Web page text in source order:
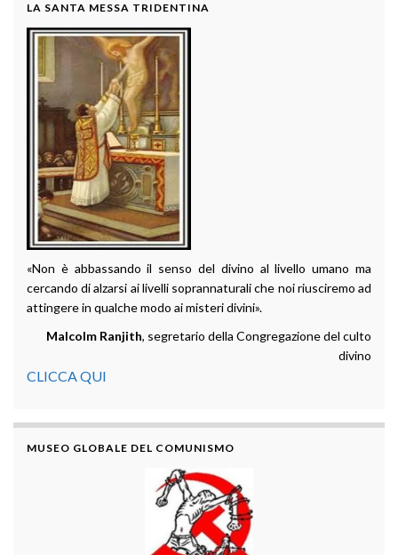
LA SANTA MESSA TRIDENTINA
«Non è abbassando il senso del divino al livello umano ma
cercando di alzarsi ai livelli soprannaturali che noi riusciremo ad
attingere in qualche modo ai misteri divini».
Malcolm Ranjith, segretario della Congregazione del culto
divino
CLICCA QUI
MUSEO GLOBALE DEL COMUNISMO